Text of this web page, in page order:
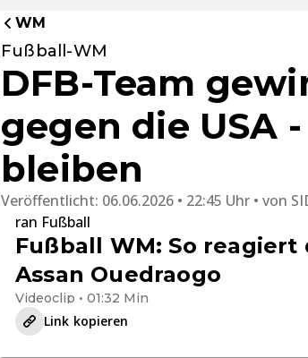
WM
Fußball-WM
DFB-Team
gegen die USA
bleiben
Veröffentlicht: 06.06.2026 • 22:45 Uhr von
ran Fußball
Fußball WM: So
Assan Ouedraogo
Videoclip • 01:32 Min
Link kopieren